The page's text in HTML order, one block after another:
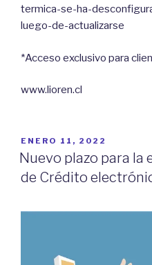
termica-se-ha-
luego-de-actualizarse
*Acceso exclusivo para
www.lioren.cl
POSTED
ON
ENERO 11, 2022
Nuevo plazo para la
de Crédito